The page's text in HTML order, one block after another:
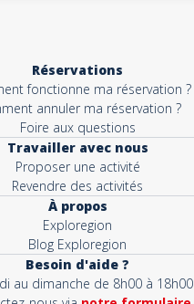
Réservations
fonctionne ma réservation ?
annuler ma réservation ?
Foire aux questions
Travailler avec nous
Proposer une activité
Revendre des activités
À propos
Exploregion
Blog Exploregion
Besoin d'aide ?
au dimanche de 8h00 à 18h00